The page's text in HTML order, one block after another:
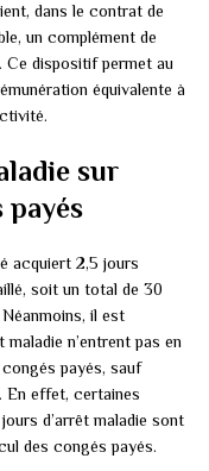
dans le contrat de
un complément de
. Ce dispositif permet au
équivalente à
sur
payés
acquiert 2,5 jours
soit un total de 30
il est
n’entrent pas en
payés, sauf
En effet, certaines
d’arrêt maladie sont
des congés payés.